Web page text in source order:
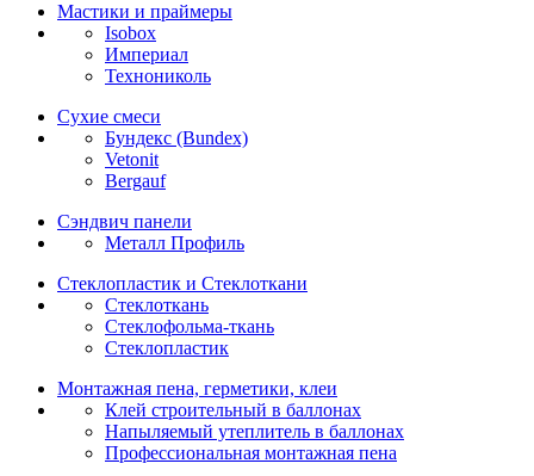
Мастики и праймеры
Isobox
Империал
Технониколь
Сухие смеси
Бундекс (Bundex)
Vetonit
Bergauf
Сэндвич панели
Металл Профиль
Стеклопластик и Стеклоткани
Стеклоткань
Стеклофольма-ткань
Стеклопластик
Монтажная пена, герметики, клеи
Клей строительный в баллонах
Напыляемый утеплитель в баллонах
Профессиональная монтажная пена